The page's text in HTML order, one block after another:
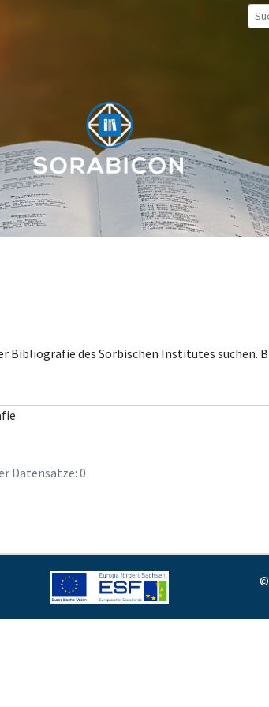
Bibliografie des Sorbischen Institutes suchen.
Datensätze: 0
©